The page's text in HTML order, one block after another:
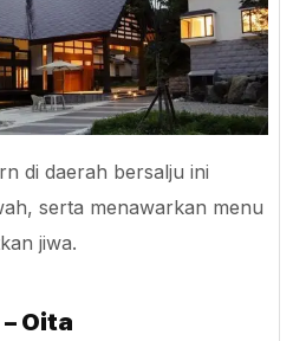
di daerah bersalju ini
serta menawarkan menu
jiwa.
Oita